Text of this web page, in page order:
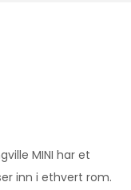
MINI har et
inn i ethvert rom.